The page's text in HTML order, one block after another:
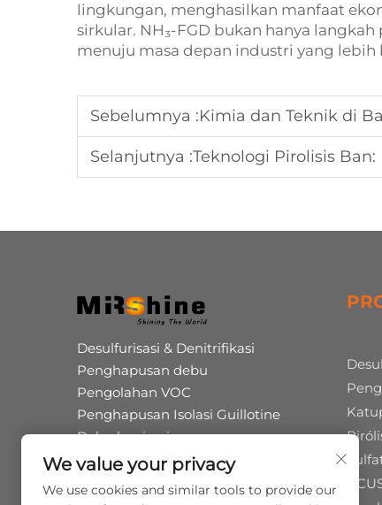
lingkungan, menghasilkan manfaat
sirkular. NH₃-FGD bukan hanya
menuju masa depan industri yang lebih
Sebelumnya :Kimia dan Teknik di
Selanjutnya :Teknologi Pirolisis Ban:
Desulfurisasi & Denitrifikasi
Penghapusan debu
Pengolahan VOC
Penghapusan Isolasi Guillotine
Dekarbonisasi
Produksi bersama asam humat
Pirolisis Ban Limbah
We value your privacy
We use cookies and similar tools to provide our